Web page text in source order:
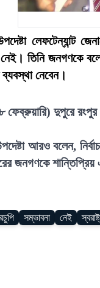
লেফটেন্যান্ট
তিনি জনগণকে
ব্যবস্থা নেবেন।
ফেব্রুয়ারি) দুপুরে রংপুর
আরও বলেন,
জনগণকে
সম্ভাবনা নেই